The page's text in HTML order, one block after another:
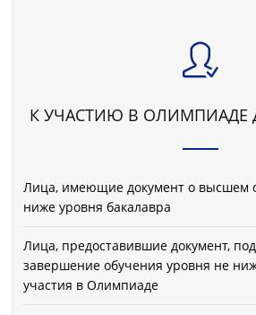
К УЧАСТИЮ В ОЛИМПИАДЕ
Лица, имеющие документ о высшем
ниже уровня бакалавра
Лица, предоставившие документ,
завершение обучения уровня не
участия в Олимпиаде